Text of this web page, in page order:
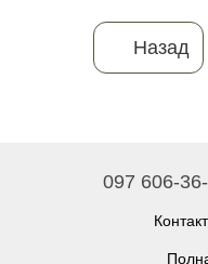
Назад
097 606-